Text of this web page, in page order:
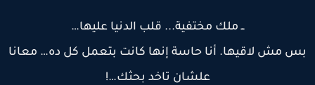
ــ ملك مختفية... قلب الدنيا عليها…
مش لاقيها. أنا حاسة إنها كانت بتعمل كل ده… معانا
علشان تاخد بحثك…!